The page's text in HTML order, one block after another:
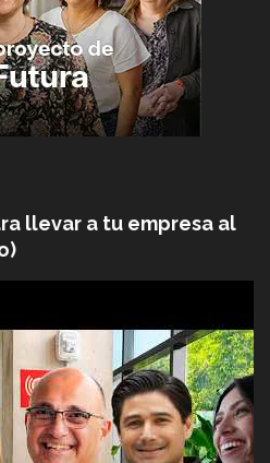
llevar a tu empresa al